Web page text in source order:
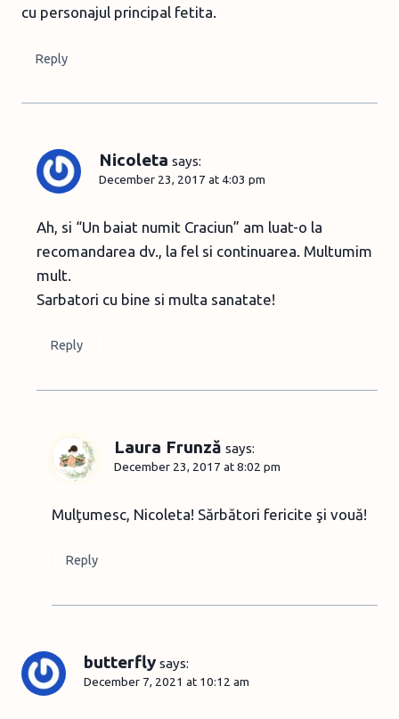
cu personajul principal fetita.
Reply
Nicoleta says:
December 23, 2017 at 4:03 pm
Ah, si “Un baiat numit Craciun” am luat-o la
recomandarea dv., la fel si continuarea. Multumim
mult.
Sarbatori cu bine si multa sanatate!
Reply
Laura Frunză says:
December 23, 2017 at 8:02 pm
Mulţumesc, Nicoleta! Sărbători fericite şi vouă!
Reply
butterfly says:
December 7, 2021 at 10:12 am